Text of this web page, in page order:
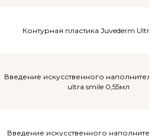
Контурная пластика Juvederm Ultra
Введение искусственного наполнителя
ultra smile 0,55мл
Введение искусственного наполнителя